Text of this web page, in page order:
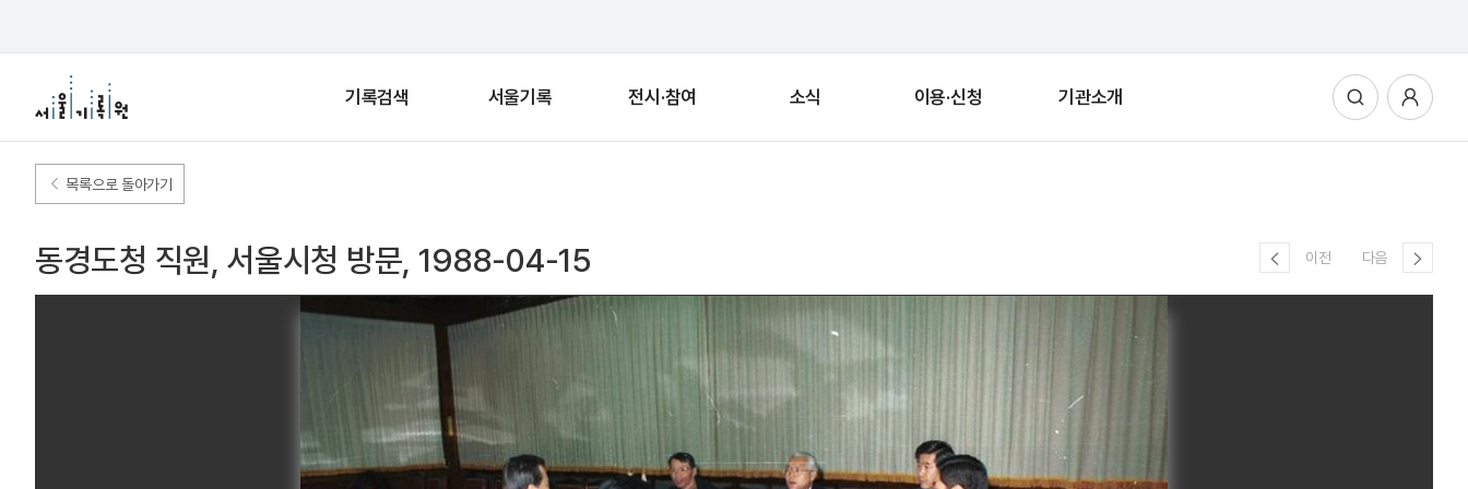
기록검색 서울기록 전시·참여 소식 이용·신청 기관소개 사용자메뉴
목록으로 돌아가기
동경도청 직원, 서울시청 방문, 1988-04-15 이전 다음